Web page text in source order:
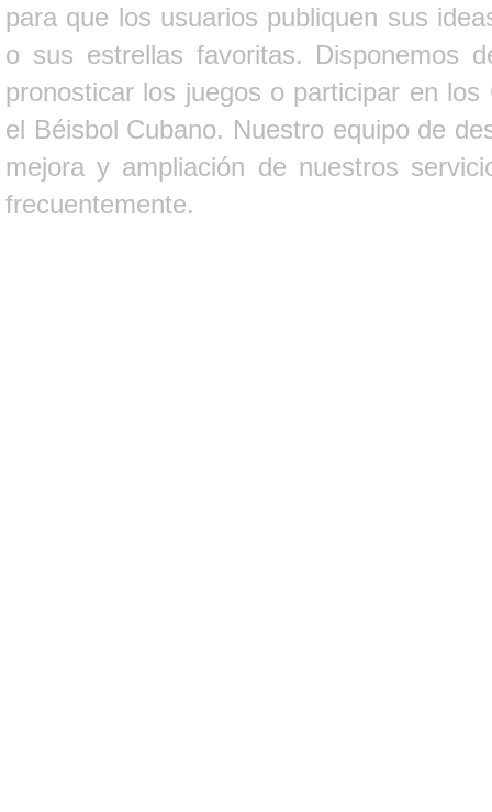
para que los usuarios publiquen sus
o sus estrellas favoritas. Disponemos
pronosticar los juegos o participar en
el Béisbol Cubano. Nuestro equipo de
mejora y ampliación de nuestros
frecuentemente.